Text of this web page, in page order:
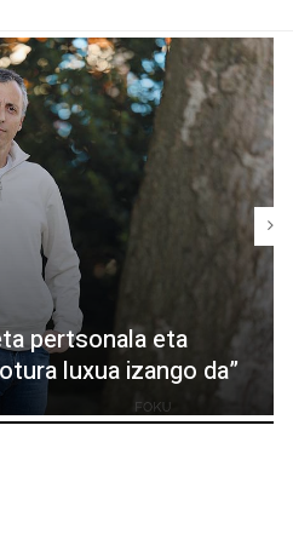
pertsonala eta
luxua izango da”